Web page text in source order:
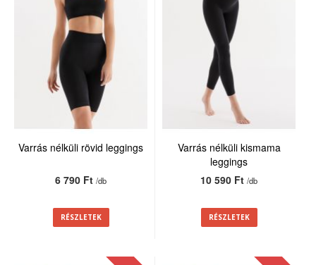
Varrás nélküli rövid leggings
6 790 Ft/db
RÉSZLETEK
Varrás nélküli kismama
leggings
10 590 Ft/db
RÉSZLETEK